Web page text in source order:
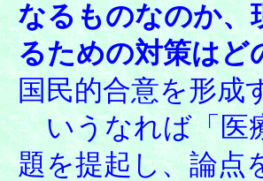
なるものなのか、
るための対策はど
国民的合意を形成
いうなれば「医
題を提起し、論点